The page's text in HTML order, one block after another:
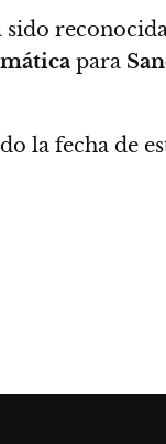
sido
para
la fecha de